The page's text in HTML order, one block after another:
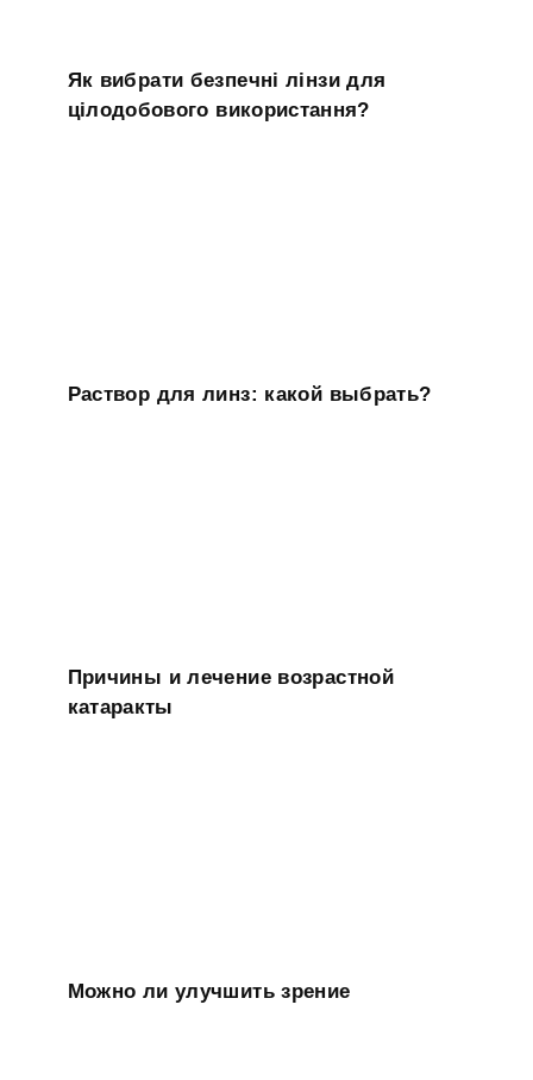
Як вибрати безпечні лінзи для
цілодобового використання?
Раствор для линз: какой выбрать?
Причины и лечение возрастной
катаракты
Можно ли улучшить зрение